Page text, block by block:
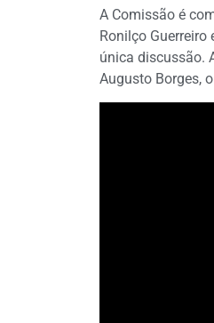
A Comissão é
Ronilço
única discussão.
Augusto Borges,